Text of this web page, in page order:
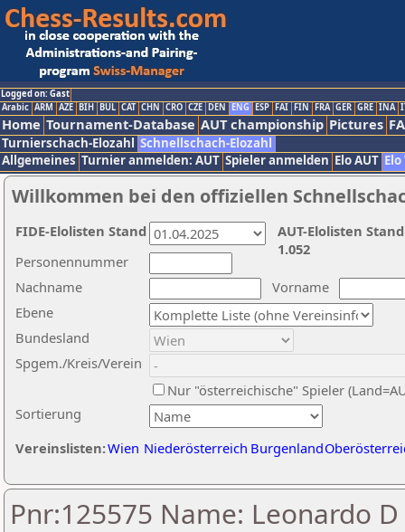
Logged on: Gast
Arabic ARM AZE BIH BUL CAT CHN CRO CZE DEN ENG ESP FAI FIN FRA GER GRE INA
Home Tournament-Database AUT championship Pictures
Turnierschach-Elozahl Schnellschach-Elozahl
Allgemeines Turnier anmelden: AUT Spieler anmelden Elo AUT
Willkommen bei den offiziellen
Nachname
Vorname
Ebene
Sortierung
Personennummer
Bundesland
Spgem./Kreis/Verein
Nur "österreichische" Spieler
Vereinslisten:Wien Niederösterreich Burgenland
AUT-Elolisten
1.052
FIDE-Elolisten Stand
Pnr:125575 Name: Leonardo